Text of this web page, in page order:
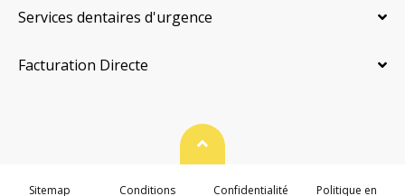
Services dentaires d'urgence
Facturation Directe
Haut de page
Sitemap Conditions Confidentialité Politique en